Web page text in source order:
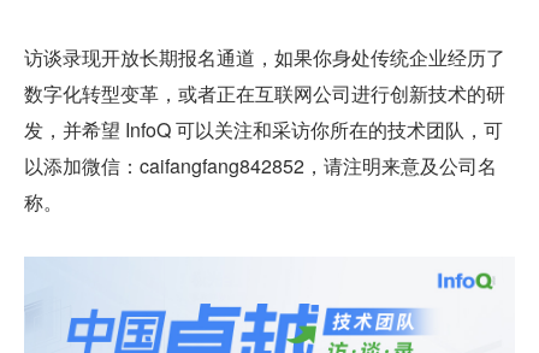
访谈录现开放长期报名通道，如果你身处传统企业经历了
数字化转型变革，或者正在互联网公司进行创新技术的研
发，并希望 InfoQ 可以关注和采访你所在的技术团队，可
以添加微信：caifangfang842852，请注明来意及公司名
称。